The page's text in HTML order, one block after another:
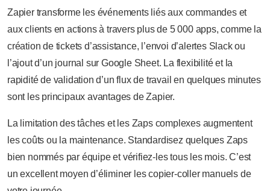
Zapier transforme les événements liés aux commandes et
aux clients en actions à travers plus de 5 000 apps, comme la
création de tickets d’assistance, l’envoi d’alertes Slack ou
l’ajout d’un journal sur Google Sheet. La flexibilité et la
rapidité de validation d’un flux de travail en quelques minutes
sont les principaux avantages de Zapier.
La limitation des tâches et les Zaps complexes augmentent
les coûts ou la maintenance. Standardisez quelques Zaps
bien nommés par équipe et vérifiez-les tous les mois. C’est
un excellent moyen d’éliminer les copier-coller manuels de